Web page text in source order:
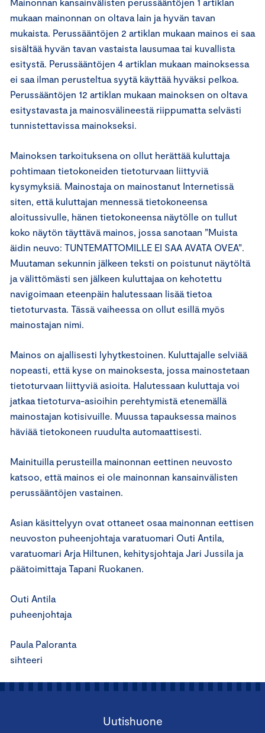
mukaan mainonnan on oltava lain ja hyvän tavan
mukaista. Perussääntöjen 2 artiklan mukaan mainos ei saa
sisältää hyvän tavan vastaista lausumaa tai kuvallista
esitystä. Perussääntöjen 4 artiklan mukaan mainoksessa
ei saa ilman perusteltua syytä käyttää hyväksi pelkoa.
Perussääntöjen 12 artiklan mukaan mainoksen on oltava
esitystavasta ja mainosvälineestä riippumatta selvästi
tunnistettavissa mainokseksi.
Mainoksen tarkoituksena on ollut herättää kuluttaja
pohtimaan tietokoneiden tietoturvaan liittyviä
kysymyksiä. Mainostaja on mainostanut Internetissä
siten, että kuluttajan mennessä tietokoneensa
aloitussivulle, hänen tietokoneensa näytölle on tullut
koko näytön täyttävä mainos, jossa sanotaan ”Muista
äidin neuvo: TUNTEMATTOMILLE EI SAA AVATA OVEA”.
Muutaman sekunnin jälkeen teksti on poistunut näytöltä
ja välittömästi sen jälkeen kuluttajaa on kehotettu
navigoimaan eteenpäin halutessaan lisää tietoa
tietoturvasta. Tässä vaiheessa on ollut esillä myös
mainostajan nimi.
Mainos on ajallisesti lyhytkestoinen. Kuluttajalle selviää
nopeasti, että kyse on mainoksesta, jossa mainostetaan
tietoturvaan liittyviä asioita. Halutessaan kuluttaja voi
jatkaa tietoturva-asioihin perehtymistä etenemällä
mainostajan kotisivuille. Muussa tapauksessa mainos
häviää tietokoneen ruudulta automaattisesti.
Mainituilla perusteilla mainonnan eettinen neuvosto
katsoo, että mainos ei ole mainonnan kansainvälisten
perussääntöjen vastainen.
Asian käsittelyyn ovat ottaneet osaa mainonnan eettisen
neuvoston puheenjohtaja varatuomari Outi Antila,
varatuomari Arja Hiltunen, kehitysjohtaja Jari Jussila ja
päätoimittaja Tapani Ruokanen.
Outi Antila
puheenjohtaja
Paula Paloranta
sihteeri
Uutishuone